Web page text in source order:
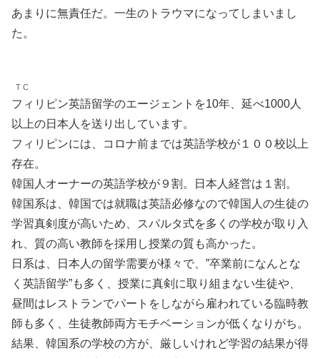
あまりに無責任だ。一生のトラウマになってしまいまし
た。
T C
フィリピン英語留学のエージェントを10年、延べ1000人
以上の日本人を送り出しています。
フィリピンには、コロナ前までは英語学校が１００校以上
存在。
韓国人オーナーの英語学校が９割。日本人経営は１割。
韓国系は、韓国では就職は英語必修なので韓国人の生徒の
学習真剣度が高いため、スパルタ式を多くの学校が取り入
れ、質の高い教師を採用し授業の質も高かった。
日系は、日本人の留学需要が様々で、”卒業前になんとな
く英語留学”も多く、授業に真剣に取り組まない生徒や、
昼間はレストランでパートをしながら雇われている臨時教
師も多く、生徒教師両方モチベーションが低くなりがち。
結果、韓国系の学校の方が、厳しいけれど学習の結果が得